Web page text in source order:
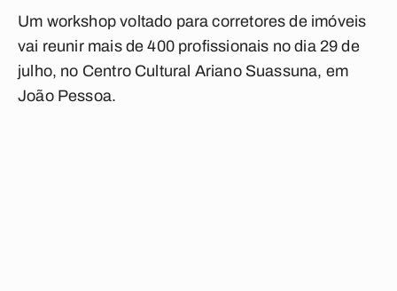
Um workshop voltado para corretores de imóveis
vai reunir mais de 400 profissionais no dia 29 de
julho, no Centro Cultural Ariano Suassuna, em
João Pessoa.